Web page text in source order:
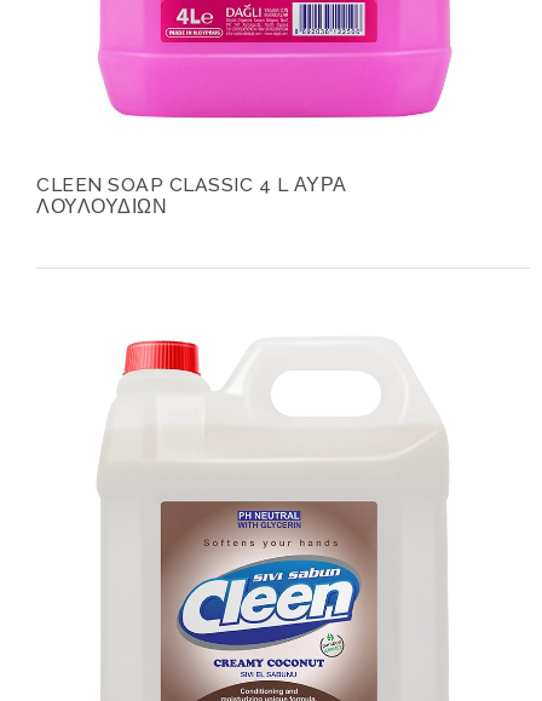
CLEEN SOAP CLASSIC 4 L ΑΥΡΑ
ΛΟΥΛΟΥΔΙΩΝ